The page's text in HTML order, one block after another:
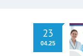
23
04.25